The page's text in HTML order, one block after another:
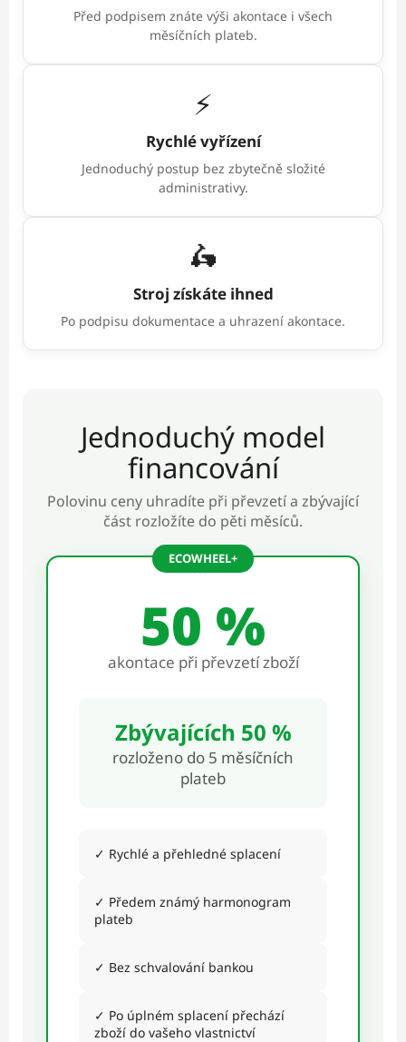
Před podpisem znáte výši akontace i všech
měsíčních plateb.
⚡
Rychlé vyřízení
Jednoduchý postup bez zbytečně složité
administrativy.
🛵
Stroj získáte ihned
Po podpisu dokumentace a uhrazení akontace.
Jednoduchý model
financování
Polovinu ceny uhradíte při převzetí a zbývající
část rozložíte do pěti měsíců.
ECOWHEEL+
50 %
akontace při převzetí zboží
Zbývajících 50 %
rozloženo do 5 měsíčních
plateb
✓ Rychlé a přehledné splacení
✓ Předem známý harmonogram
plateb
✓ Bez schvalování bankou
✓ Po úplném splacení přechází
zboží do vašeho vlastnictví